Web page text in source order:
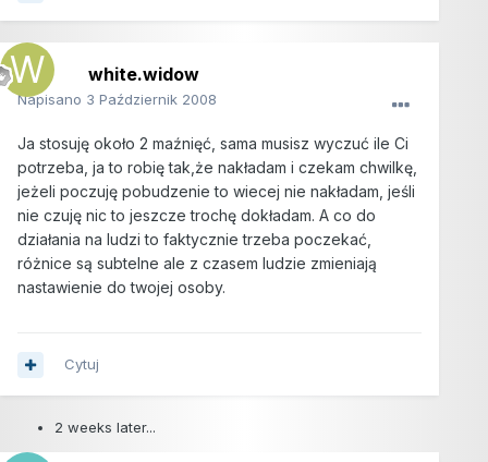
white.widow
Napisano 3 Październik 2008
Ja stosuję około 2 maźnięć, sama musisz wyczuć ile Ci
potrzeba, ja to robię tak,że nakładam i czekam chwilkę,
jeżeli poczuję pobudzenie to wiecej nie nakładam, jeśli
nie czuję nic to jeszcze trochę dokładam. A co do
działania na ludzi to faktycznie trzeba poczekać,
różnice są subtelne ale z czasem ludzie zmieniają
nastawienie do twojej osoby.
Cytuj
2 weeks later...